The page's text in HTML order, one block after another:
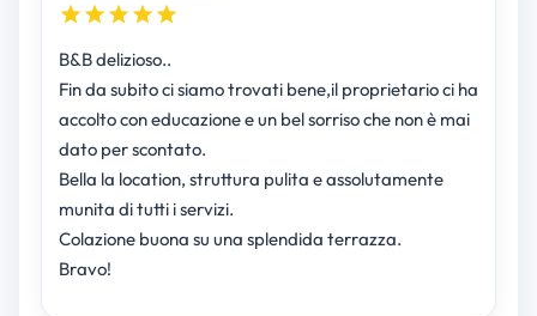
B&B delizioso..
Fin da subito ci siamo trovati bene,il proprietario ci ha
accolto con educazione e un bel sorriso che non è mai
dato per scontato.
Bella la location, struttura pulita e assolutamente
munita di tutti i servizi.
Colazione buona su una splendida terrazza.
Bravo!